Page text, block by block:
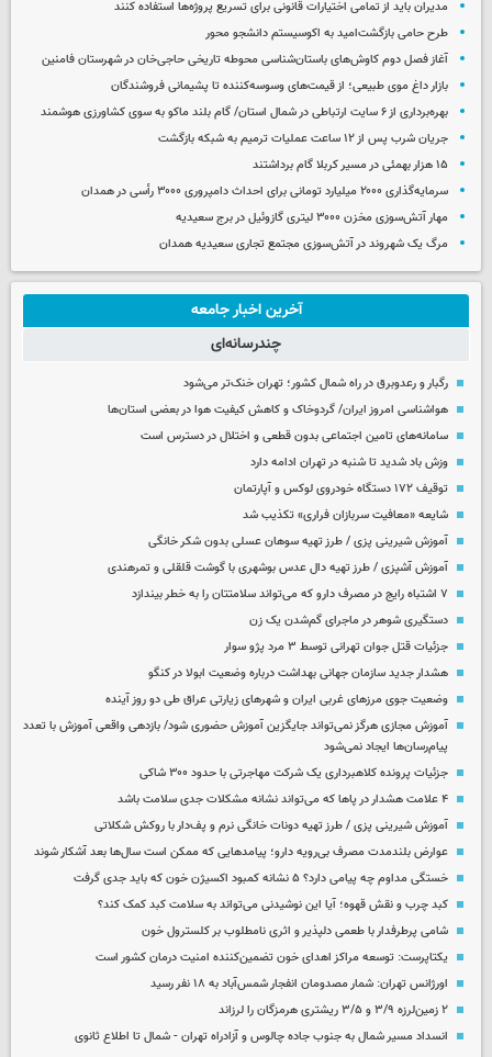
مدیران باید از تمامی اختیارات قانونی برای تسریع پروژه‌ها استفاده کنند
طرح حامی بازگشت‌امید به اکوسیستم دانشجو محور
آغاز فصل دوم کاوش‌های باستان‌شناسی محوطه تاریخی حاجی‌خان در شهرستان فامنین
بازار داغ موی طبیعی؛ از قیمت‌های وسوسه‌کننده تا پشیمانی فروشندگان
بهره‌برداری از ۶ سایت ارتباطی در شمال استان/ گام بلند ماکو به سوی کشاورزی هوشمند
جریان شرب پس از ۱۲ ساعت عملیات ترمیم به شبکه بازگشت
۱۵ هزار بهمئی در مسیر کربلا گام برداشتند
سرمایه‌گذاری ۲۰۰۰ میلیارد تومانی برای احداث دامپروری ۳۰۰۰ رأسی در همدان
مهار آتش‌سوزی مخزن ۳۰۰۰ لیتری گازوئیل در برج سعیدیه
مرگ یک شهروند در آتش‌سوزی مجتمع تجاری سعیدیه همدان
آخرین اخبار جامعه
چندرسانه‌ای
رگبار و رعدوبرق در راه شمال کشور؛ تهران خنک‌تر می‌شود
هواشناسی امروز ایران/ گردوخاک و کاهش کیفیت هوا در بعضی استان‌ها
سامانه‌های تامین اجتماعی بدون قطعی و اختلال در دسترس است
وزش باد شدید تا شنبه در تهران ادامه دارد
توقیف ۱۷۲ دستگاه خودروی لوکس و آپارتمان
شایعه «معافیت سربازان فراری» تکذیب شد
آموزش شیرینی پزی / طرز تهیه سوهان عسلی بدون شکر خانگی
آموزش آشپزی / طرز تهیه دال عدس بوشهری با گوشت قلقلی و تمرهندی
۷ اشتباه رایج در مصرف دارو که می‌تواند سلامتتان را به خطر بیندازد
دستگیری شوهر در ماجرای گم‌شدن یک زن
جزئیات قتل جوان تهرانی توسط ۳ مرد پژو سوار
هشدار جدید سازمان جهانی بهداشت درباره وضعیت ابولا در کنگو
وضعیت جوی مرزهای غربی ایران و شهرهای زیارتی عراق طی دو روز آینده
آموزش مجازی هرگز نمی‌تواند جایگزین آموزش حضوری شود/ بازدهی واقعی آموزش با تعدد
پیام‌رسان‌ها ایجاد نمی‌شود
جزئیات پرونده کلاهبرداری یک شرکت مهاجرتی با حدود ۳۰۰ شاکی
۴ علامت هشدار در پاها که می‌تواند نشانه مشکلات جدی سلامت باشد
آموزش شیرینی پزی / طرز تهیه دونات خانگی نرم و پف‌دار با روکش شکلاتی
عوارض بلندمدت مصرف بی‌رویه دارو؛ پیامدهایی که ممکن است سال‌ها بعد آشکار شوند
خستگی مداوم چه پیامی دارد؟ ۵ نشانه کمبود اکسیژن خون که باید جدی گرفت
کبد چرب و نقش قهوه؛ آیا این نوشیدنی می‌تواند به سلامت کبد کمک کند؟
شامی پرطرفدار با طعمی دلپذیر و اثری نامطلوب بر کلسترول خون
یکتاپرست: توسعه مراکز اهدای خون تضمین‌کننده امنیت درمان کشور است
اورژانس تهران: شمار مصدومان انفجار شمس‌آباد به ۱۸ نفر رسید
۲ زمین‌لرزه ۳/۹ و ۳/۵ ریشتری هرمزگان را لرزاند
انسداد مسیر شمال به جنوب جاده چالوس و آزادراه تهران - شمال تا اطلاع ثانوی